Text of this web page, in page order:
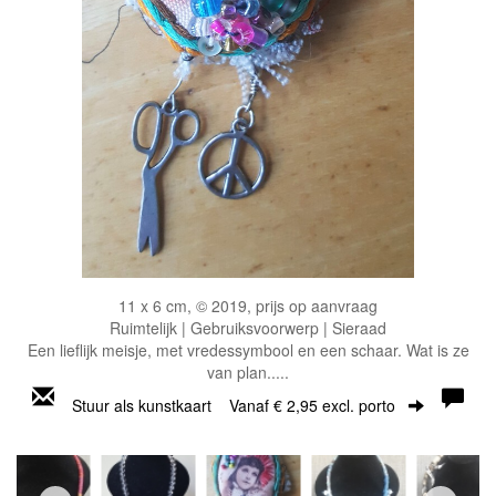
11 x 6 cm, © 2019, prijs op aanvraag
Ruimtelijk | Gebruiksvoorwerp | Sieraad
Een lieflijk meisje, met vredessymbool en een schaar. Wat is ze
van plan.....
Stuur als kunstkaart Vanaf € 2,95 excl. porto